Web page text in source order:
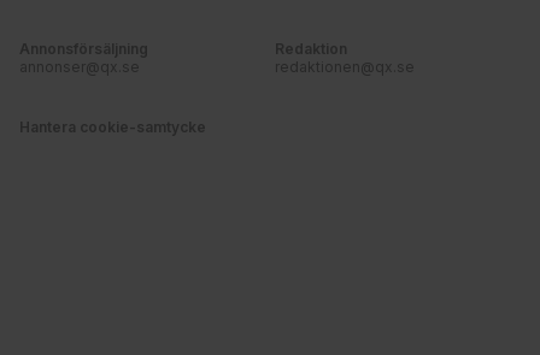
Annonsförsäljning
annonser@qx.se
Redaktion
redaktionen@qx.se
Hantera cookie-samtycke